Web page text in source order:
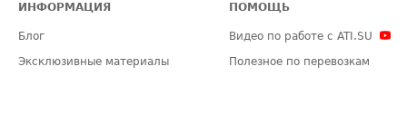
ИНФОРМАЦИЯ
Блог
Эксклюзивные материалы
ПОМОЩЬ
Видео по работе с ATI.SU
Полезное по перевозкам